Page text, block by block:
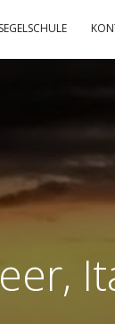
SEGELSCHULE